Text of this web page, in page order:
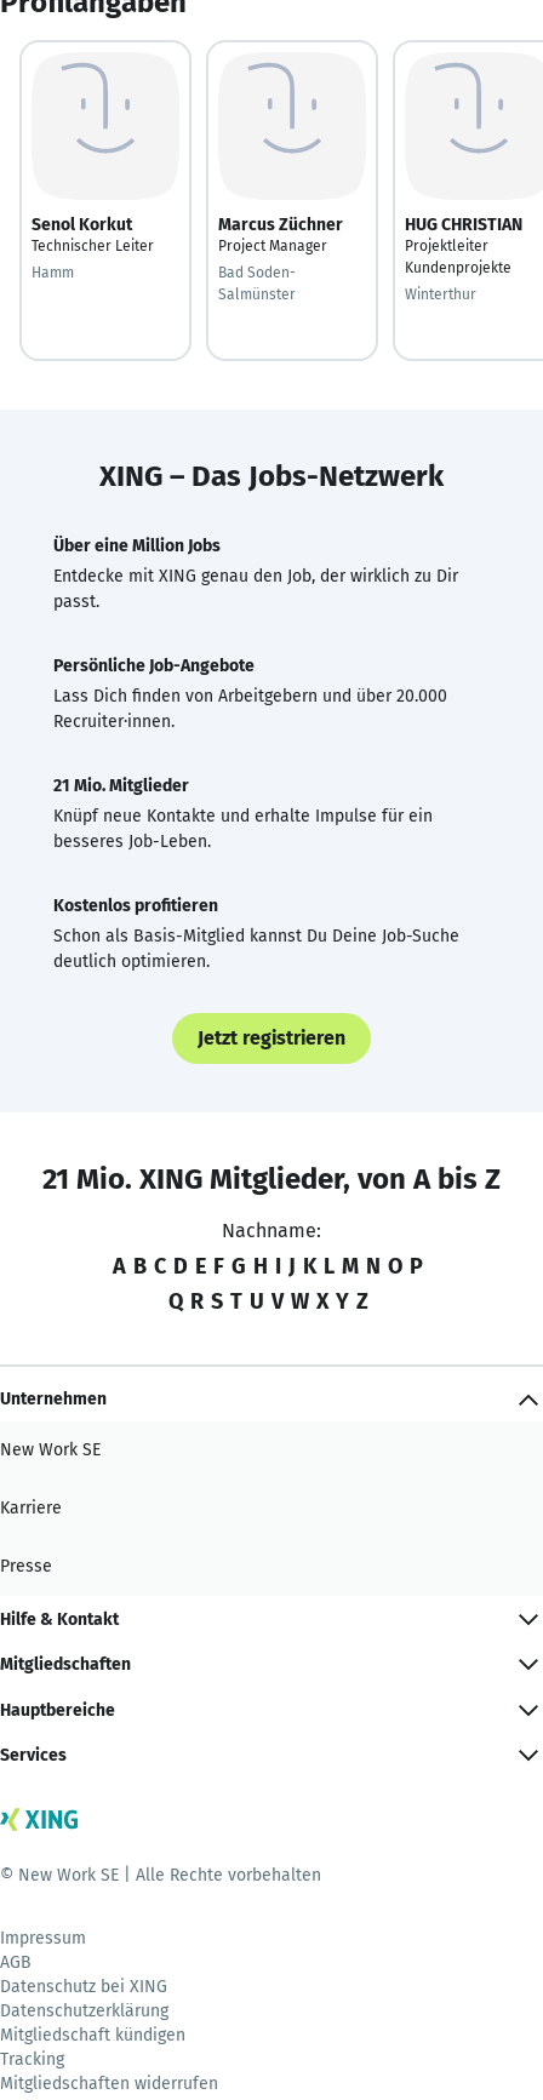
Senol Korkut
Technischer Leiter
Hamm
Marcus Züchner
Project Manager
Bad Soden-
Salmünster
HUG CHRISTIAN
Projektleiter
Kundenprojekte
Winterthur
XING – Das Jobs-Netzwerk
Über eine Million Jobs
Entdecke mit XING genau den Job, der wirklich zu Dir
passt.
Persönliche Job-Angebote
Lass Dich finden von Arbeitgebern und über 20.000
Recruiter·innen.
21 Mio. Mitglieder
Knüpf neue Kontakte und erhalte Impulse für ein
besseres Job-Leben.
Kostenlos profitieren
Schon als Basis-Mitglied kannst Du Deine Job-Suche
deutlich optimieren.
Jetzt registrieren
21 Mio. XING Mitglieder, von A bis Z
Nachname:
A B C D E F G H I J K L M N O P
Q R S T U V W X Y Z
Unternehmen
New Work SE
Karriere
Presse
Hilfe & Kontakt
Mitgliedschaften
Hauptbereiche
Services
© New Work SE | Alle Rechte vorbehalten
Impressum
AGB
Datenschutz bei XING
Datenschutzerklärung
Mitgliedschaft kündigen
Tracking
Mitgliedschaften widerrufen